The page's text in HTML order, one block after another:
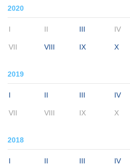
2020
I II III IV
VII VIII IX X
2019
I II III IV
VII VIII IX X
2018
I II III IV